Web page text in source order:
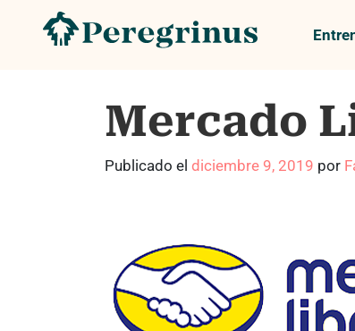
Mercado
Publicado el diciembre 9, 2019 por